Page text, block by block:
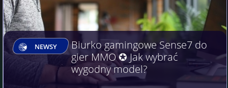
NEWSY
Biurko gamingowe Sense7 do
gier MMO ✪ Jak wybrać
wygodny model?